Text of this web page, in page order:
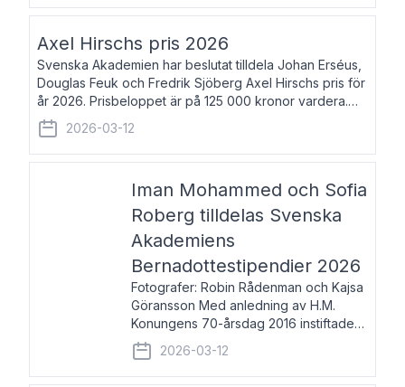
Axel Hirschs pris 2026
Svenska Akademien har beslutat tilldela Johan Erséus,
Douglas Feuk och Fredrik Sjöberg Axel Hirschs pris för
år 2026. Prisbeloppet är på 125 000 kronor vardera.
Johan Erséus, född 1959, är fackboksförfattare och
journalist med mångårigt för
2026-03-12
Iman Mohammed och Sofia
Roberg tilldelas Svenska
Akademiens
Bernadottestipendier 2026
Fotografer: Robin Rådenman och Kajsa
Göransson Med anledning av H.M.
Konungens 70-årsdag 2016 instiftade
fem av de kungliga akademierna det så
kallade Bernadotteprogrammet med
syfte att genom stipendier erbjuda stöd
2026-03-12